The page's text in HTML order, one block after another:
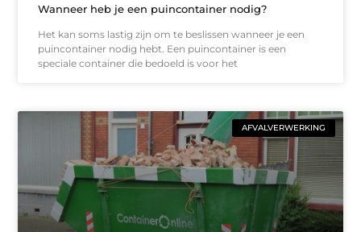
Wanneer heb je een puincontainer nodig?
Het kan soms lastig zijn om te beslissen wanneer je een
puincontainer nodig hebt. Een puincontainer is een
speciale container die bedoeld is voor het
AFVALVERWERKING